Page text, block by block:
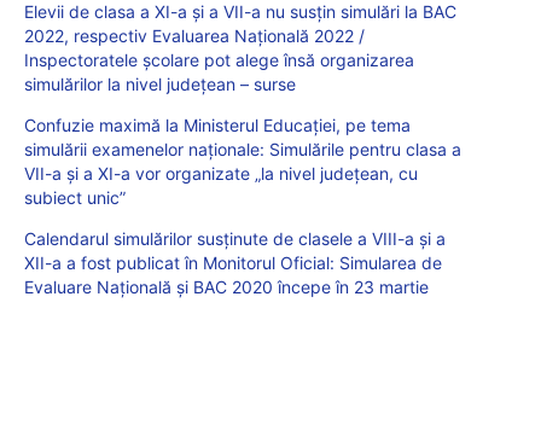
Elevii de clasa a XI-a și a VII-a nu susțin simulări la BAC
2022, respectiv Evaluarea Națională 2022 /
Inspectoratele școlare pot alege însă organizarea
simulărilor la nivel județean – surse
Confuzie maximă la Ministerul Educației, pe tema
simulării examenelor naționale: Simulările pentru clasa a
VII-a și a XI-a vor organizate „la nivel județean, cu
subiect unic”
Calendarul simulărilor susținute de clasele a VIII-a și a
XII-a a fost publicat în Monitorul Oficial: Simularea de
Evaluare Națională și BAC 2020 începe în 23 martie